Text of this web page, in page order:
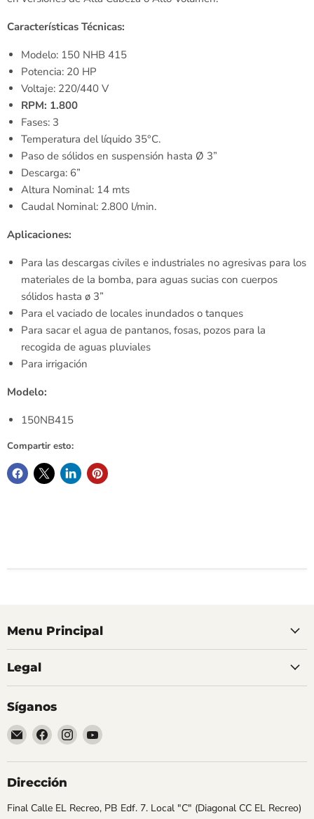
Características Técnicas:
Modelo: 150 NHB 415
Potencia: 20 HP
Voltaje: 220/440 V
RPM: 1.800
Fases: 3
Temperatura del líquido 35°C.
Paso de sólidos en suspensión hasta Ø 3”
Descarga: 6”
Altura Nominal: 14 mts
Caudal Nominal: 2.800 l/min.
Aplicaciones:
Para las descargas civiles e industriales no agresivas para los
materiales de la bomba, para aguas sucias con cuerpos
sólidos hasta ø 3”
Para el vaciado de locales inundados o tanques
Para sacar el agua de pantanos, fosas, pozos para la
recogida de aguas pluviales
Para irrigación
Modelo:
150NB415
Compartir esto:
Menu Principal
Legal
Síganos
Encuéntrenos
en
Correo
electrónico
Encuéntrenos
en
Facebook
Encuéntrenos
en
Instagram
Encuéntrenos
YouTube
Dirección
Final Calle EL Recreo, PB Edf. 7. Local "C" (Diagonal CC EL Recreo)